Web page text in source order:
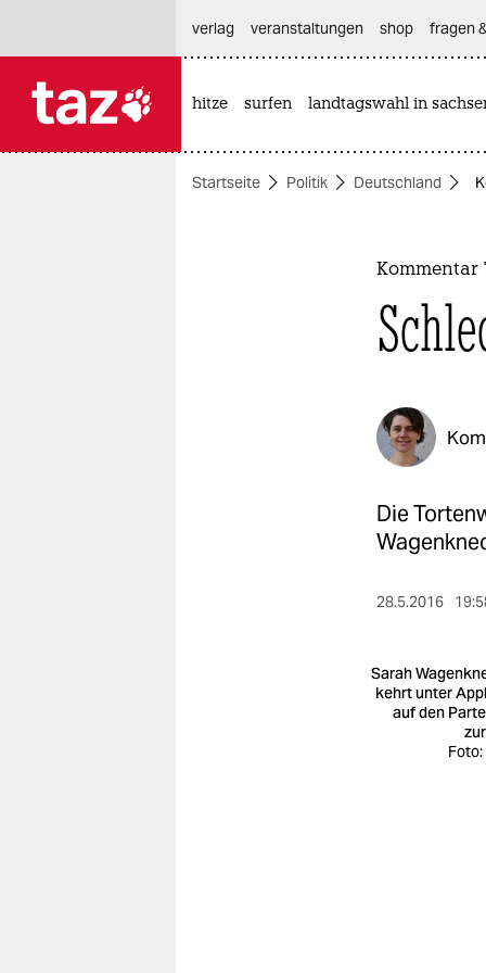
themen
verlag
veranstaltungen shop fragen
hitze surfen landtagswahl in
Startseite Politik Deutschland
Kommentar
Die
28.5.2016
Sarah
kehrt unter
auf den